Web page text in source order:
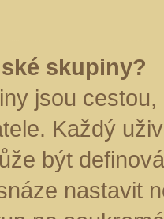
skupiny?
jsou
Každý
být
nastavit